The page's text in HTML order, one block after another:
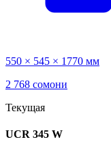
550 × 545 × 1770 мм
2 768 сомони
Текущая
UCR 345 W